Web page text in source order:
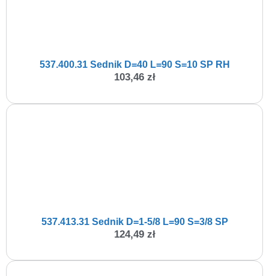
537.400.31 Sednik D=40 L=90 S=10 SP RH
103,46 zł
537.413.31 Sednik D=1-5/8 L=90 S=3/8 SP
124,49 zł